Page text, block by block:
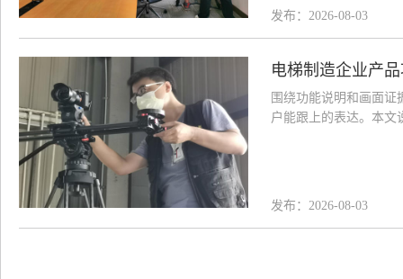
发布：2026-08-03
电梯制造企业产
围绕功能说明和画面
户能跟上的表达。本文
发布：2026-08-03